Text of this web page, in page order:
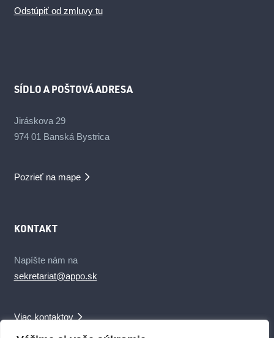
Odstúpiť od zmluvy tu
SÍDLO A POŠTOVÁ ADRESA
Jiráskova 29
974 01 Banská Bystrica
Pozrieť na mape
KONTAKT
Napíšte nám na
sekretariat@appo.sk
Viac kontaktov